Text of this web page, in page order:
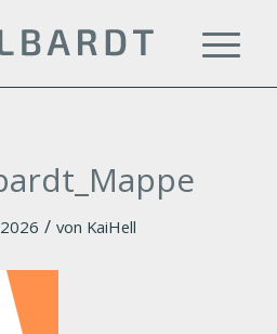
/ von KaiHell